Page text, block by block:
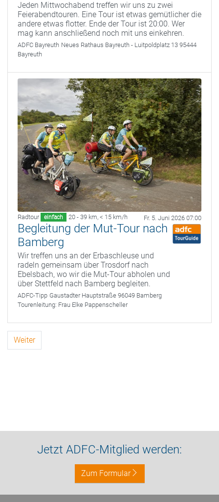
Jeden Mittwochabend treffen wir uns zu zwei
Feierabendtouren. Eine Tour ist etwas gemütlicher die
andere etwas flotter. Ende der Tour ist 20:00. Wer
mag kann anschließend noch mit uns einkehren.
ADFC Bayreuth Neues Rathaus Bayreuth - Luitpoldplatz 13 95444
Bayreuth
Radtour einfach 20 - 39 km, < 15 km/h Fr. 5. Juni 2026 07:00
Begleitung der Mut-Tour nach
Bamberg
Wir treffen uns an der Erbaschleuse und
radeln gemeinsam über Trosdorf nach
Ebelsbach, wo wir die Mut-Tour abholen und
über Stettfeld nach Bamberg begleiten.
ADFC-Tipp Gaustadter Hauptstraße 96049 Bamberg
Tourenleitung: Frau Elke Pappenscheller
Weiter
Jetzt ADFC-Mitglied werden:
Zum Formular